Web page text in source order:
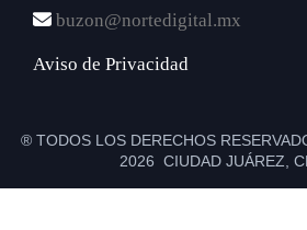
buzon@nortedigital.mx
Aviso de Privacidad
® TODOS LOS DERECHOS
2026 CIUDAD JUÁREZ,